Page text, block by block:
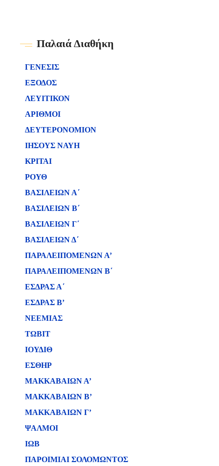
Παλαιά Διαθήκη
ΓΕΝΕΣΙΣ
ΕΞΟΔΟΣ
ΛΕΥΙΤΙΚΟΝ
ΑΡΙΘΜΟΙ
ΔΕΥΤΕΡΟΝΟΜΙΟΝ
ΙΗΣΟΥΣ ΝΑΥΗ
ΚΡΙΤΑΙ
ΡΟΥΘ
ΒΑΣΙΛΕΙΩΝ Α΄
ΒΑΣΙΛΕΙΩΝ B΄
ΒΑΣΙΛΕΙΩΝ Γ΄
ΒΑΣΙΛΕΙΩΝ Δ΄
ΠΑΡΑΛΕΙΠΟΜΕΝΩΝ Α’
ΠΑΡΑΛΕΙΠΟΜΕΝΩΝ Β΄
ΕΣΔΡΑΣ Α΄
ΕΣΔΡΑΣ Β’
ΝΕΕΜΙΑΣ
ΤΩΒΙΤ
ΙΟΥΔΙΘ
ΕΣΘΗΡ
ΜΑΚΚΑΒΑΙΩΝ Α’
ΜΑΚΚΑΒΑΙΩΝ Β’
ΜΑΚΚΑΒΑΙΩΝ Γ’
ΨΑΛΜΟΙ
ΙΩΒ
ΠΑΡΟΙΜΙΑΙ ΣΟΛΟΜΩΝΤΟΣ